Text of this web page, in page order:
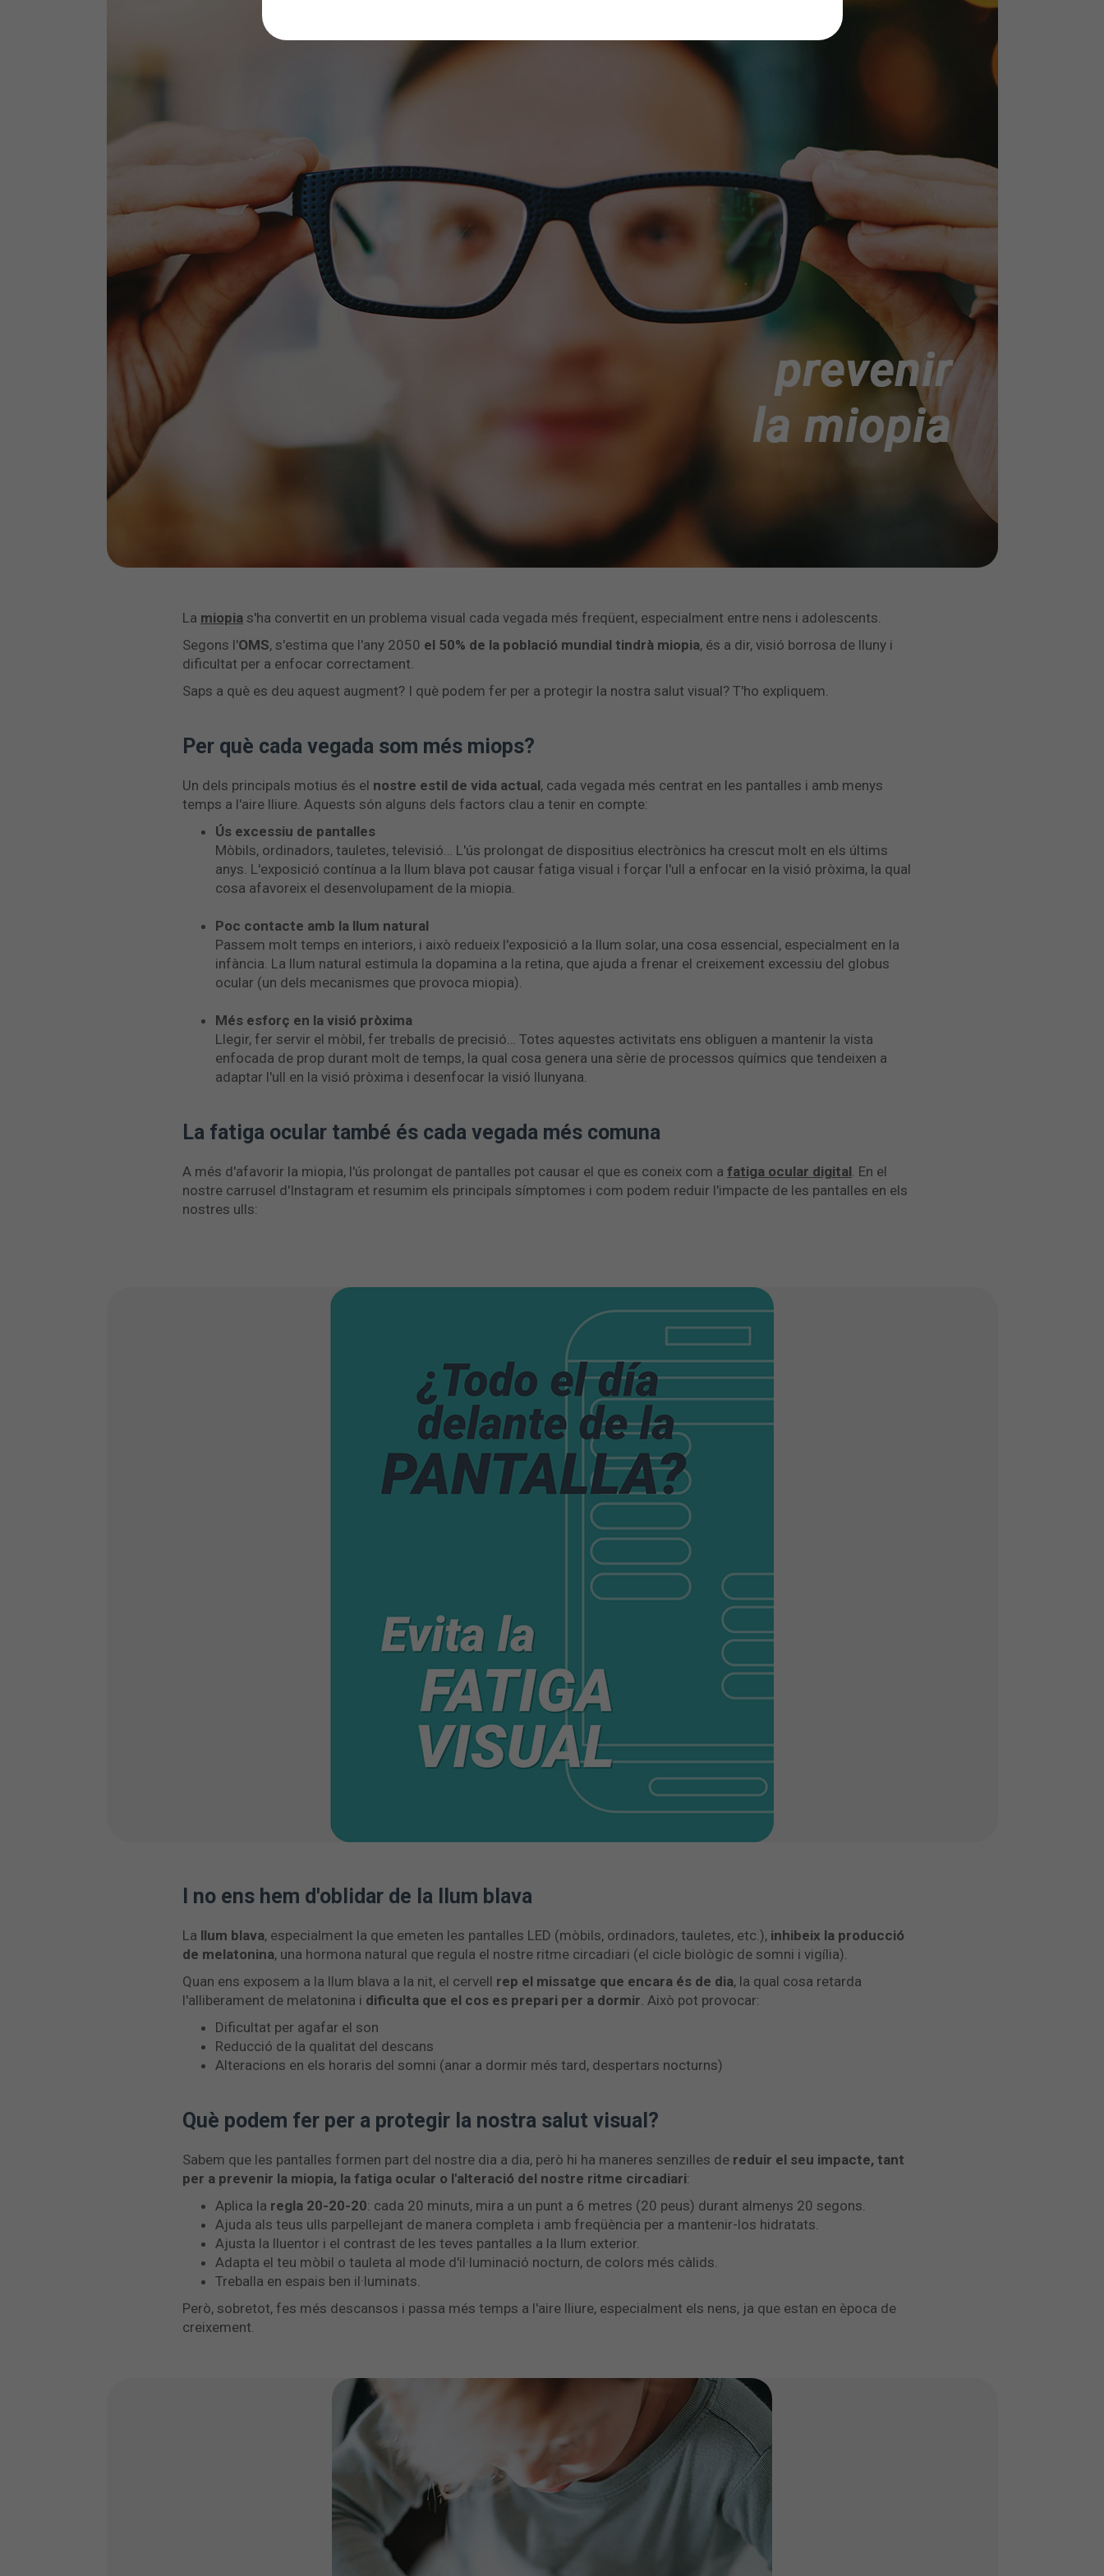
La miopia s'ha convertit en un problema visual cada vegada més freqüent, especialment entre nens i adolescents.
Segons l'OMS, s'estima que l'any 2050 el 50% de la població mundial tindrà miopia, és a dir, visió borrosa de lluny i
dificultat per a enfocar correctament.
Saps a què es deu aquest augment? I què podem fer per a protegir la nostra salut visual? T'ho expliquem.
Per què cada vegada som més miops?
Un dels principals motius és el nostre estil de vida actual, cada vegada més centrat en les pantalles i amb menys
temps a l'aire lliure. Aquests són alguns dels factors clau a tenir en compte:
Ús excessiu de pantalles
Mòbils, ordinadors, tauletes, televisió… L'ús prolongat de dispositius electrònics ha crescut molt en els últims
anys. L'exposició contínua a la llum blava pot causar fatiga visual i forçar l'ull a enfocar en la visió pròxima, la qual
cosa afavoreix el desenvolupament de la miopia.
Poc contacte amb la llum natural
Passem molt temps en interiors, i això redueix l'exposició a la llum solar, una cosa essencial, especialment en la
infància. La llum natural estimula la dopamina a la retina, que ajuda a frenar el creixement excessiu del globus
ocular (un dels mecanismes que provoca miopia).
Més esforç en la visió pròxima
Llegir, fer servir el mòbil, fer treballs de precisió… Totes aquestes activitats ens obliguen a mantenir la vista
enfocada de prop durant molt de temps, la qual cosa genera una sèrie de processos químics que tendeixen a
adaptar l'ull en la visió pròxima i desenfocar la visió llunyana.
La fatiga ocular també és cada vegada més comuna
A més d'afavorir la miopia, l'ús prolongat de pantalles pot causar el que es coneix com a fatiga ocular digital. En el
nostre carrusel d'Instagram et resumim els principals símptomes i com podem reduir l'impacte de les pantalles en els
nostres ulls:
I no ens hem d'oblidar de la llum blava
La llum blava, especialment la que emeten les pantalles LED (mòbils, ordinadors, tauletes, etc.), inhibeix la producció
de melatonina, una hormona natural que regula el nostre ritme circadiari (el cicle biològic de somni i vigília).
Quan ens exposem a la llum blava a la nit, el cervell rep el missatge que encara és de dia, la qual cosa retarda
l'alliberament de melatonina i dificulta que el cos es prepari per a dormir. Això pot provocar:
Dificultat per agafar el son
Reducció de la qualitat del descans
Alteracions en els horaris del somni (anar a dormir més tard, despertars nocturns)
Què podem fer per a protegir la nostra salut visual?
Sabem que les pantalles formen part del nostre dia a dia, però hi ha maneres senzilles de reduir el seu impacte, tant
per a prevenir la miopia, la fatiga ocular o l'alteració del nostre ritme circadiari:
Aplica la regla 20-20-20: cada 20 minuts, mira a un punt a 6 metres (20 peus) durant almenys 20 segons.
Ajuda als teus ulls parpellejant de manera completa i amb freqüència per a mantenir-los hidratats.
Ajusta la lluentor i el contrast de les teves pantalles a la llum exterior.
Adapta el teu mòbil o tauleta al mode d'il·luminació nocturn, de colors més càlids.
Treballa en espais ben il·luminats.
Però, sobretot, fes més descansos i passa més temps a l'aire lliure, especialment els nens, ja que estan en època de
creixement.